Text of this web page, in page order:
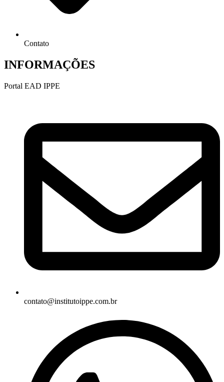
Contato
INFORMAÇÕES
Portal EAD IPPE
contato@institutoippe.com.br